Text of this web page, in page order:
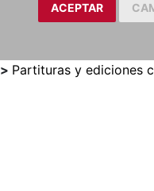
ACEPTAR
> Partituras y ediciones